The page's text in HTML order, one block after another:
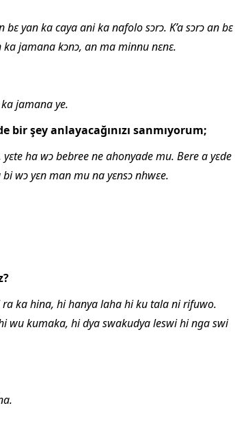
yan ka caya ani ka nafolo sɔrɔ. K’a sɔrɔ an bɛ
jamana kɔnɔ, an ma minnu nɛnɛ.
jamana ye.
bir şey anlayacağınızı sanmıyorum;
ha wɔ bebree ne ahonyade mu. Bere a yɛde
wɔ yɛn man mu na yɛnsɔ nhwɛe.
ka hina, hi hanya laha hi ku tala ni rifuwo.
wu kumaka, hi dya swakudya leswi hi nga swi